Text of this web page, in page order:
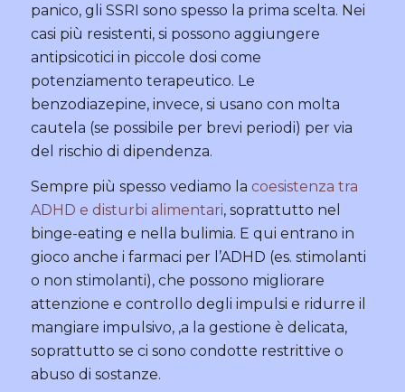
panico, gli SSRI sono spesso la prima scelta. Nei
casi più resistenti, si possono aggiungere
antipsicotici in piccole dosi come
potenziamento terapeutico. Le
benzodiazepine, invece, si usano con molta
cautela (se possibile per brevi periodi) per via
del rischio di dipendenza.
Sempre più spesso vediamo la coesistenza tra
ADHD e disturbi alimentari, soprattutto nel
binge-eating e nella bulimia. E qui entrano in
gioco anche i farmaci per l’ADHD (es. stimolanti
o non stimolanti), che possono migliorare
attenzione e controllo degli impulsi e ridurre il
mangiare impulsivo, ,a la gestione è delicata,
soprattutto se ci sono condotte restrittive o
abuso di sostanze.